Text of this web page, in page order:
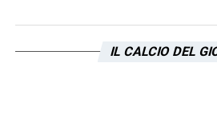
possano finalmente
IL CALCIO DEL